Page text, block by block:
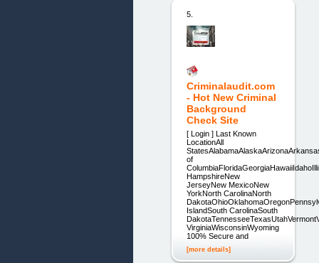
5.
Criminalaudit.com
- Hot New Criminal
Background
Check Site
[ Login ] Last Known
LocationAll
of
HampshireNew
JerseyNew MexicoNew
YorkNorth CarolinaNorth
IslandSouth CarolinaSouth
VirginiaWisconsinWyoming
100% Secure and
[more details]